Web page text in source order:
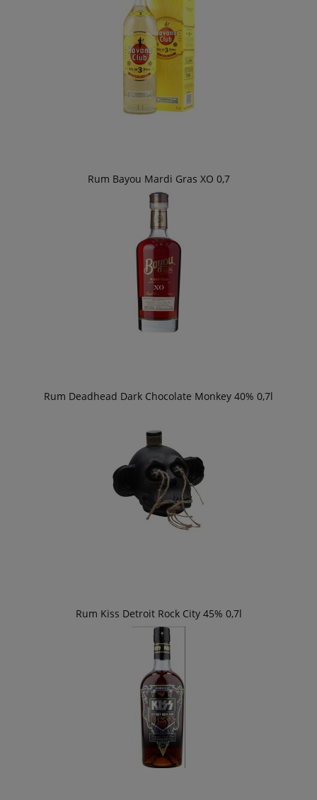
Rum Bayou Mardi Gras XO 0,7
Rum Deadhead Dark Chocolate Monkey 40% 0,7l
Rum Kiss Detroit Rock City 45% 0,7l